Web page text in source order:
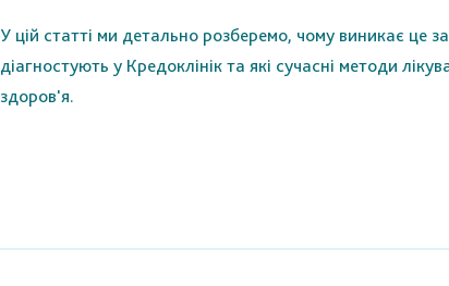
У цій статті ми детально розберемо, чому виникає це
діагностують у Кредоклінік та які сучасні методи
здоров'я.